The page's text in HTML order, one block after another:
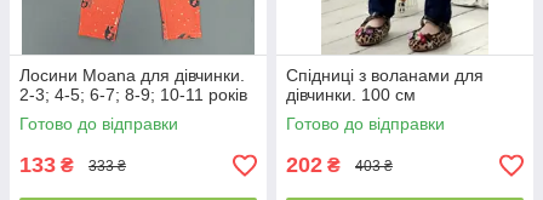
Лосини Moana для дівчинки.
2-3; 4-5; 6-7; 8-9; 10-11 років
Готово до відправки
133 ₴ 333 ₴
Спідниці з воланами для
дівчинки. 100 см
Готово до відправки
202 ₴ 403 ₴